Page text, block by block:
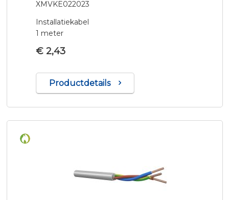
XMVKE022023
Installatiekabel
1 meter
€ 2,43
Productdetails